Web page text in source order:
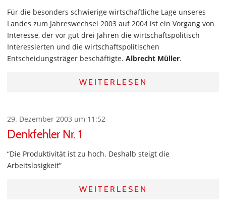
Für die besonders schwierige wirtschaftliche Lage unseres
Landes zum Jahreswechsel 2003 auf 2004 ist ein Vorgang von
Interesse, der vor gut drei Jahren die wirtschaftspolitisch
Interessierten und die wirtschaftspolitischen
Entscheidungsträger beschäftigte. Albrecht Müller.
WEITERLESEN
29. Dezember 2003 um 11:52
Denkfehler Nr. 1
“Die Produktivität ist zu hoch. Deshalb steigt die
Arbeitslosigkeit”
WEITERLESEN